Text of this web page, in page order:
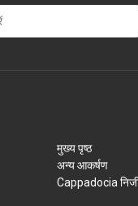
मुख्य पृष्ठ
अन्य आकर्षण
Cappadocia